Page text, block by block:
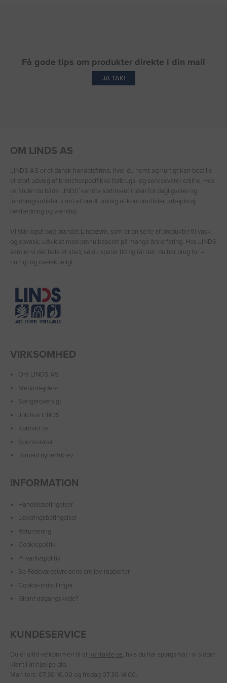
Få gode tips om produkter direkte i din mail
JA TAK!
OM LINDS AS
LINDS AS er et dansk handelsfirma, hvor du nemt og hurtigt kan bestille
et stort udvalg af branchespecifikke forbrugs- og servicevarer online. Hos
os finder du både LINDS′ kendte sortiment inden for dagligvarer og
landbrugsartikler, samt et bredt udvalg af kontorartikler, arbejdstøj,
beklædning og værktøj.
Vi står også bag brandet Lincozym, som er en serie af produkter til vask
og opvask, udviklet med omhu baseret på mange års erfaring. Hos LINDS
samler vi det hele ét sted, så du sparer tid og får det, du har brug for –
hurtigt og overskueligt.
VIRKSOMHED
Om LINDS AS
Medarbejdere
Sælgeroversigt
Job hos LINDS
Kontakt os
Sponsorater
Tilmeld nyhedsbrev
INFORMATION
Handelsbetingelser
Leveringsbetingelser
Returnering
Cookiepolitik
Privatlivspolitik
Se Fødevarestyrelsens smiley-rapporter
Cookie-indstillinger
Glemt adgangskode?
KUNDESERVICE
Du er altid velkommen til at kontakte os, hvis du har spørgsmål - vi sidder
klar til at hjælpe dig.
Man-tors: 07.30-16.00 og fredag 07.30-14.00.